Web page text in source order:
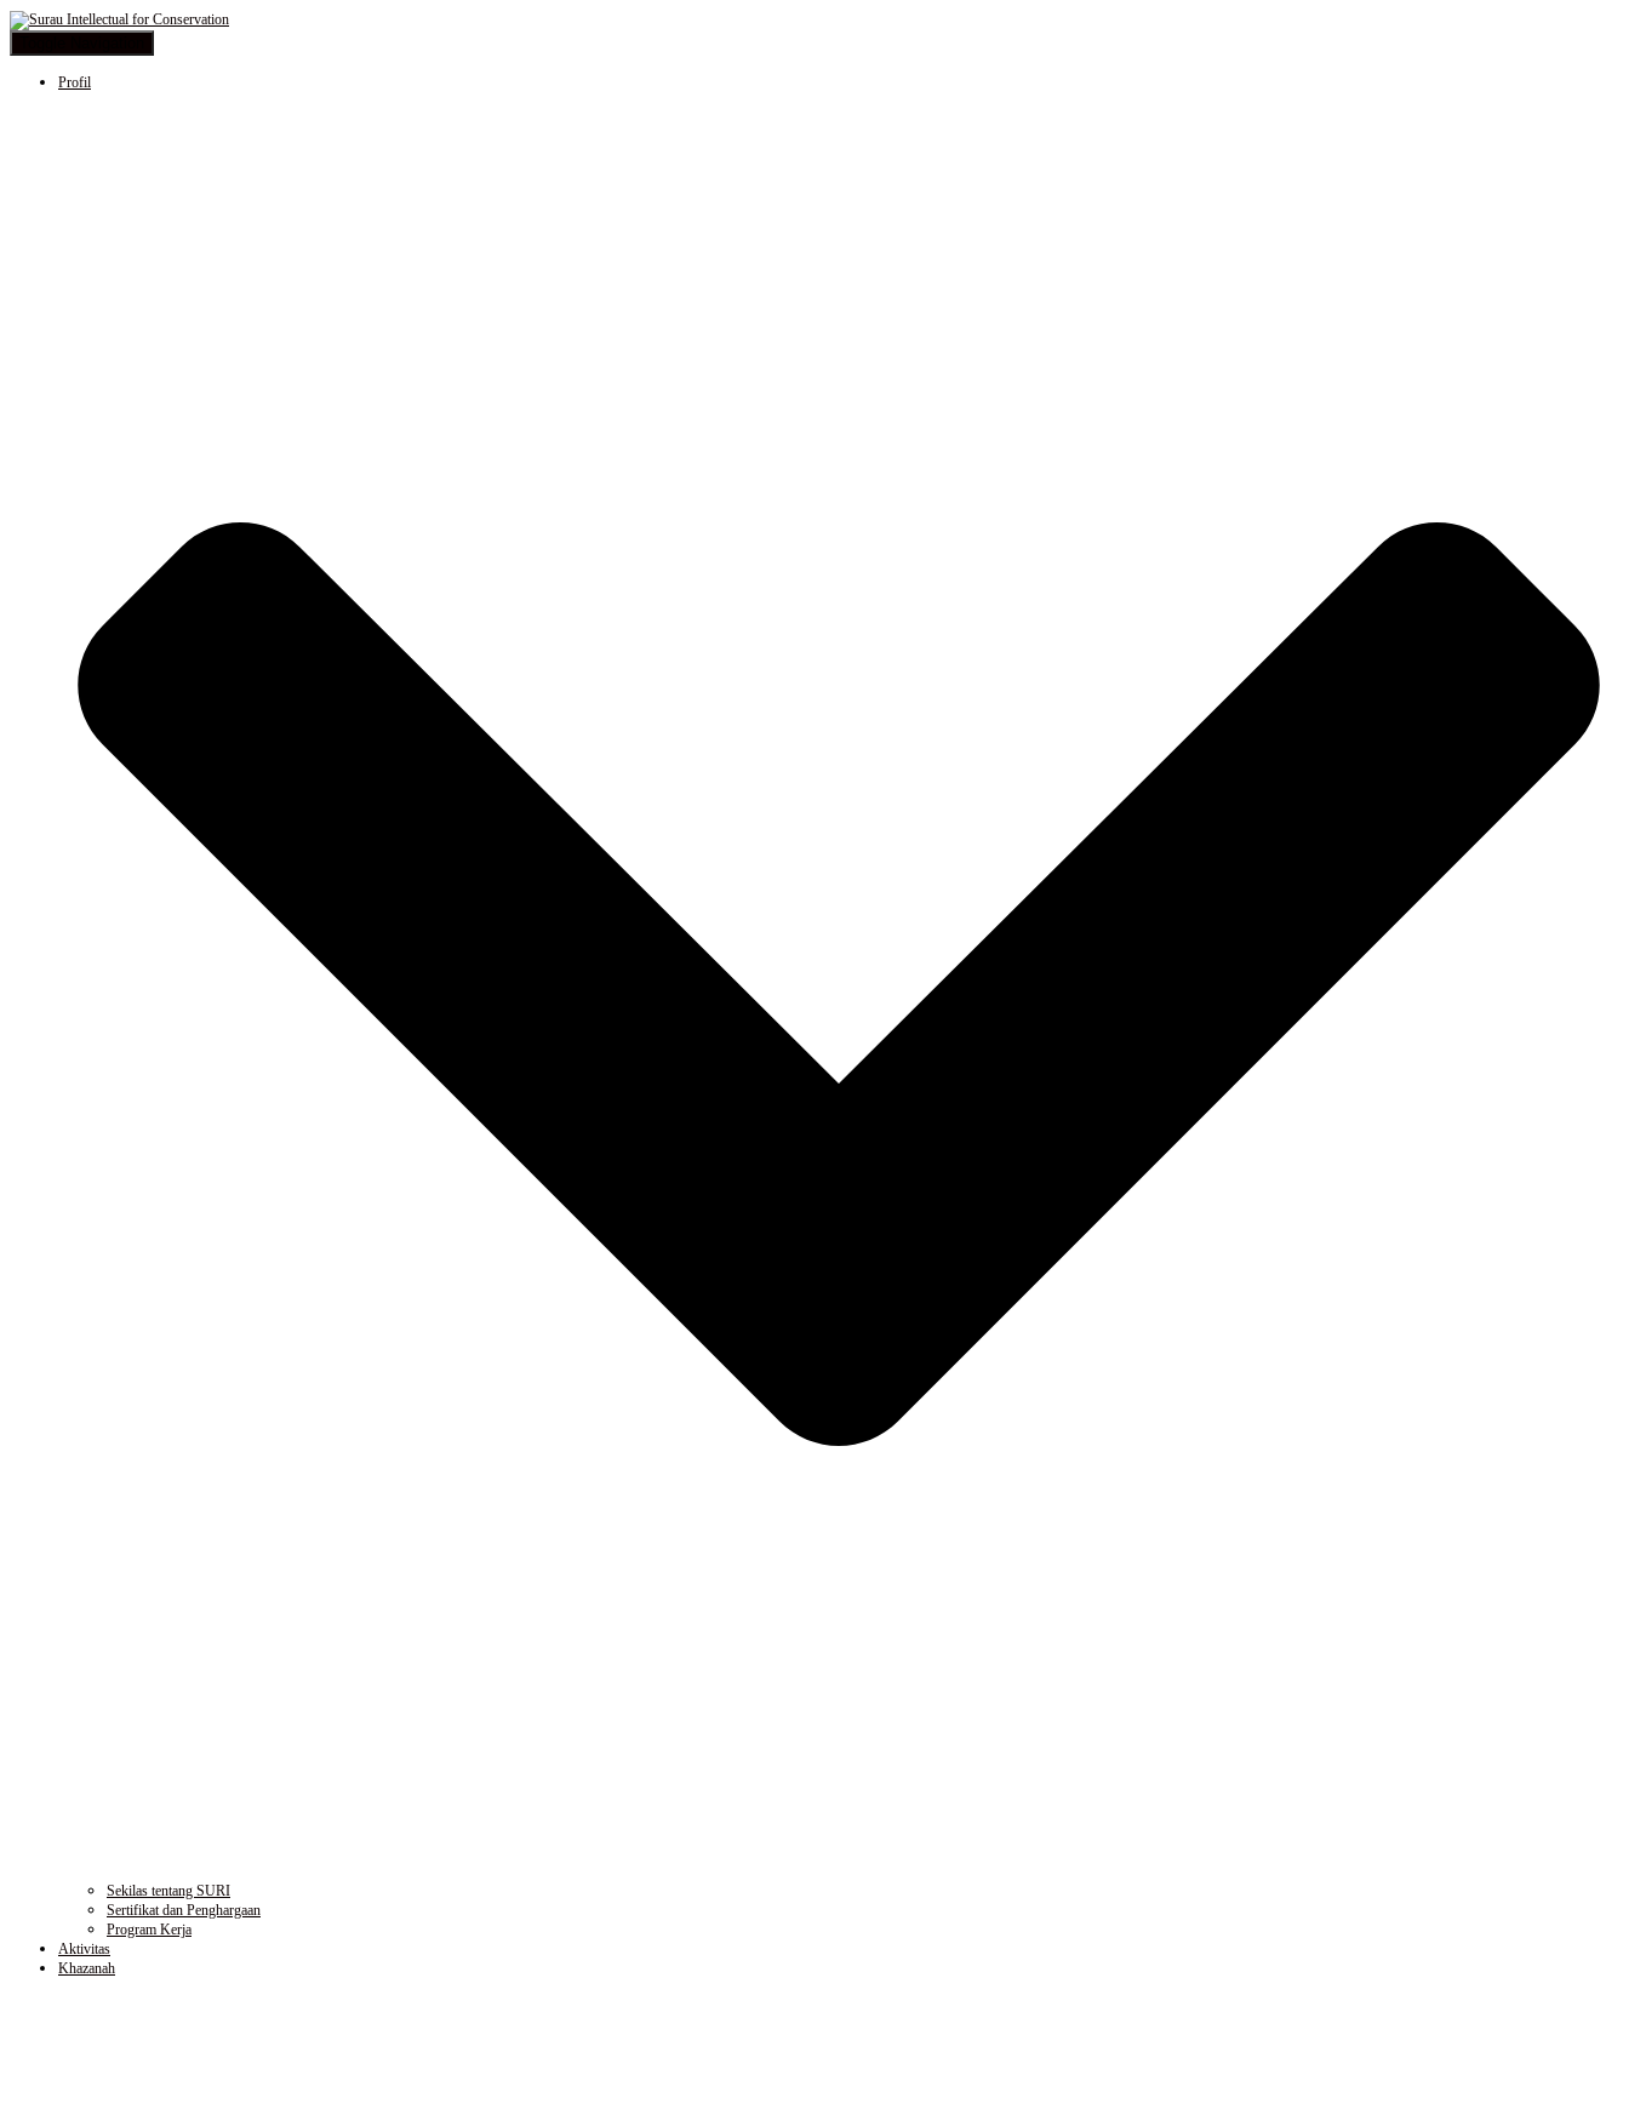
Profil
Sekilas tentang SURI
Sertifikat dan Penghargaan
Program Kerja
Aktivitas
Khazanah